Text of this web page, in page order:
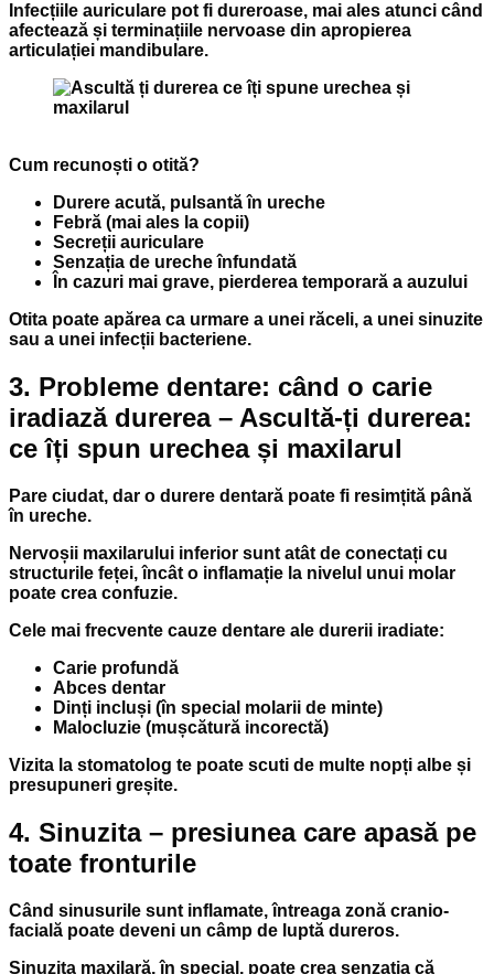
Infecțiile auriculare pot fi dureroase, mai ales atunci când
afectează și terminațiile nervoase din apropierea
articulației mandibulare.
Cum recunoști o otită?
Durere acută, pulsantă în ureche
Febră (mai ales la copii)
Secreții auriculare
Senzația de ureche înfundată
În cazuri mai grave, pierderea temporară a auzului
Otita poate apărea ca urmare a unei răceli, a unei sinuzite
sau a unei infecții bacteriene.
3. Probleme dentare: când o carie
iradiază durerea – Ascultă-ți durerea:
ce îți spun urechea și maxilarul
Pare ciudat, dar o durere dentară poate fi resimțită până
în ureche.
Nervoșii maxilarului inferior sunt atât de conectați cu
structurile feței, încât o inflamație la nivelul unui molar
poate crea confuzie.
Cele mai frecvente cauze dentare ale durerii iradiate:
Carie profundă
Abces dentar
Dinți incluși (în special molarii de minte)
Malocluzie (mușcătură incorectă)
Vizita la stomatolog te poate scuti de multe nopți albe și
presupuneri greșite.
4. Sinuzita – presiunea care apasă pe
toate fronturile
Când sinusurile sunt inflamate, întreaga zonă cranio-
facială poate deveni un câmp de luptă dureros.
Sinuzita maxilară, în special, poate crea senzația că